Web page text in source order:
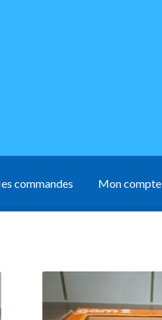
commandes Mon compte